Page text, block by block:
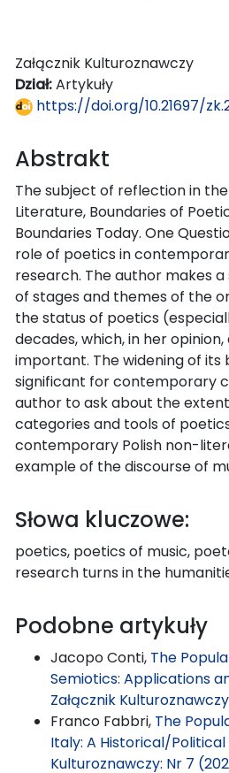
Załącznik Kulturoznawczy
Dział:Artykuły
https://doi.org/10.21697/
Abstrakt
The subject of reflection in
Literature, Boundaries of
Boundaries Today. One
role of poetics in
research. The author makes
of stages and themes of the
the status of poetics
decades, which, in her
important. The widening of its
significant for contemporary
author to ask about the
categories and tools of
contemporary Polish non-
example of the discourse of
Słowa kluczowe:
poetics, poetics of music,
research turns in the
Podobne artykuły
Jacopo Conti, The
Semiotics: Applications
Załącznik
Franco Fabbri, The
Italy: A Historical/
Kulturoznawczy: Nr 7